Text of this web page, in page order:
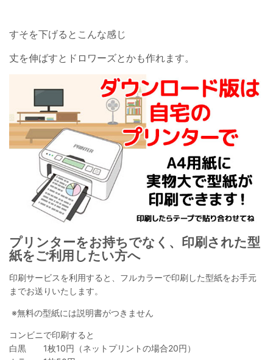
すそを下げるとこんな感じ
丈を伸ばすとドロワーズとかも作れます。
プリンターをお持ちでなく、印刷された型
紙をご利用したい方へ
印刷サービスを利用すると、フルカラーで印刷した型紙をお手元
までお送りいたします。
※無料の型紙には説明書がつきません
コンビニで印刷すると
白黒 1枚10円（ネットプリントの場合20円）